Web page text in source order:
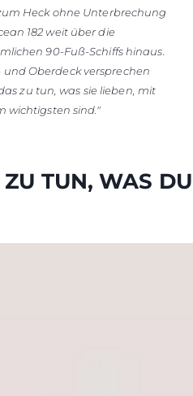
Heck ohne Unterbrechung
182 weit über die
90-Fuß-Schiffs hinaus.
Oberdeck versprechen
zu tun, was sie lieben, mit
wichtigsten sind."
TUN, WAS DU